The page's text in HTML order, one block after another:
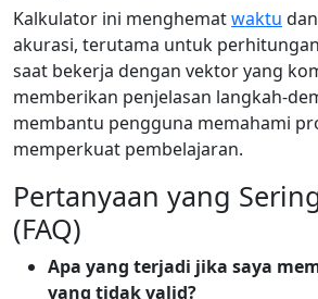
Kalkulator ini menghematwaktu
akurasi, terutama untuk
saat bekerja dengan vektor yang
memberikan penjelasan langkah-
membantu pengguna memahami
memperkuat pembelajaran.
Pertanyaan yang
(FAQ)
Apa yang terjadi jika saya
yang tidak valid?